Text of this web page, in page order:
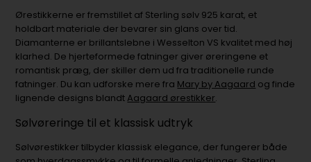
Ørestikkerne er fremstillet af Sterling sølv 925 karat, et
holdbart materiale der bevarer sin glans over tid.
Diamanterne er brillantslebne i Wesselton VS kvalitet med høj
klarhed. De hjerteformede fatninger giver øreringene et
romantisk præg, der skiller dem ud fra traditionelle runde
fatninger. Du kan udforske mere fra Mary by Aagaard og finde
lignende designs blandt Aagaard ørestikker.
Sølvøreringe til et klassisk udtryk
Sølvørestikker tilbyder klassisk elegance, der fungerer både